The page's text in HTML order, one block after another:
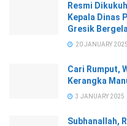
Resmi
Kepala Dinas
Gresik
20 JANUARY 2025
Cari Rumput,
Kerangka
3 JANUARY 2025
Subhanallah,